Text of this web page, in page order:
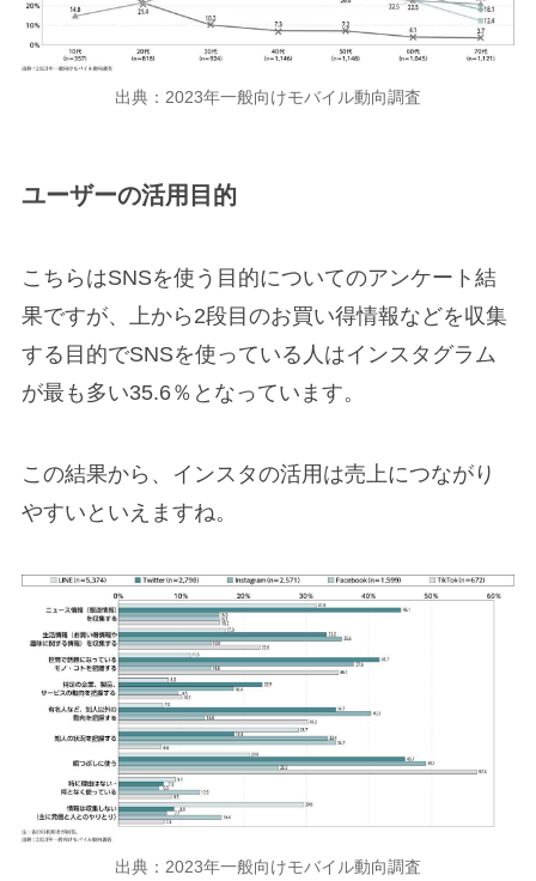
出典：2023年一般向けモバイル動向調査
ユーザーの活用目的
こちらはSNSを使う目的についてのアンケート結
果ですが、上から2段目のお買い得情報などを収集
する目的でSNSを使っている人はインスタグラム
が最も多い35.6％となっています。
この結果から、インスタの活用は売上につながり
やすいといえますね。
出典：2023年一般向けモバイル動向調査